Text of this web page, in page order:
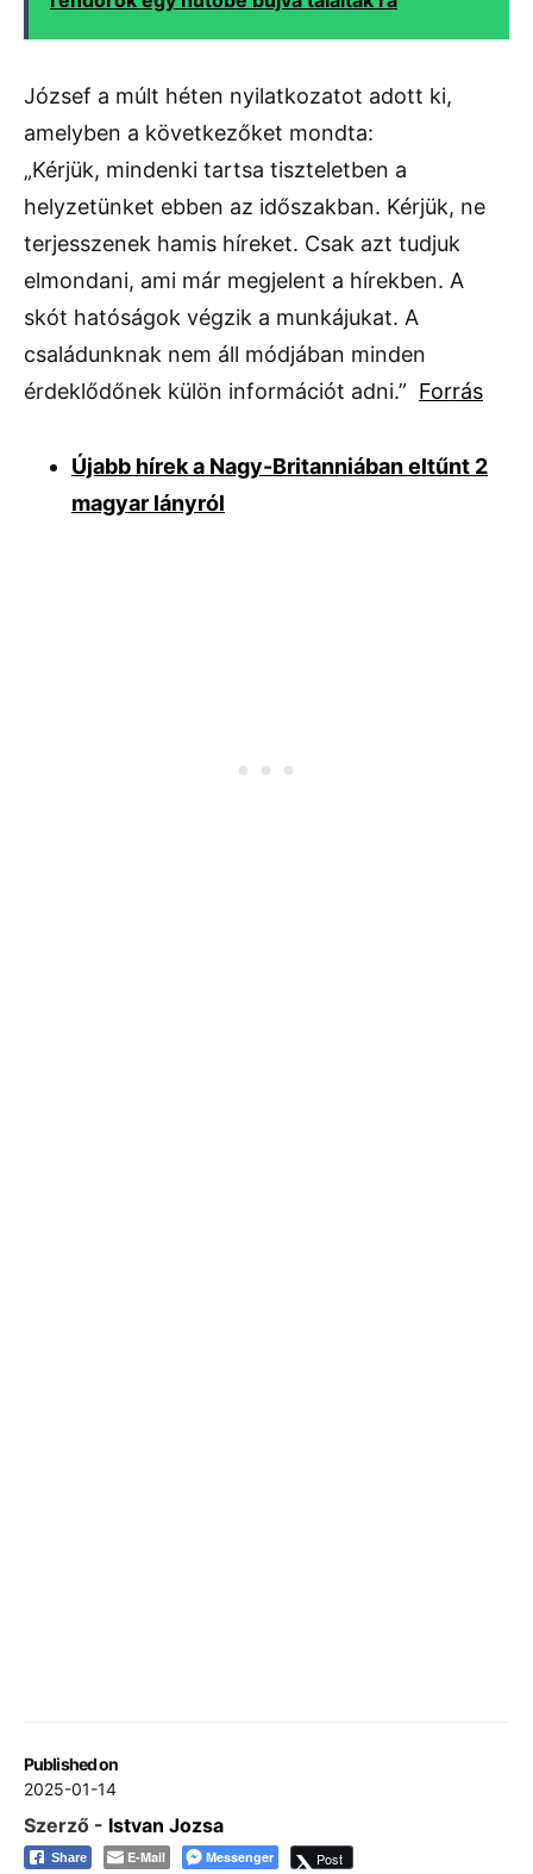
Published on
2025-01-14
József a múlt héten nyilatkozatot adott ki,
amelyben a következőket mondta:
„Kérjük, mindenki tartsa tiszteletben a
helyzetünket ebben az időszakban. Kérjük, ne
terjesszenek hamis híreket. Csak azt tudjuk
elmondani, ami már megjelent a hírekben. A
skót hatóságok végzik a munkájukat. A
családunknak nem áll módjában minden
érdeklődőnek külön információt adni.” Forrás
Újabb hírek a Nagy-Britanniában eltűnt 2
magyar lányról
Szerző - Istvan Jozsa
Share E-Mail Messenger Post